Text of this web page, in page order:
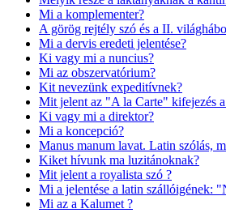
Mi a komplementer?
A görög rejtély szó és a II.
Mi a dervis eredeti jelentése?
Ki vagy mi a nuncius?
Mi az obszervatórium?
Kit nevezünk expeditívnek?
Mit jelent az "A la Carte" kifejezés
Ki vagy mi a direktor?
Mi a koncepció?
Manus manum lavat. Latin szólás,
Kiket hívunk ma luzitánoknak?
Mit jelent a royalista szó ?
Mi a jelentése a latin szállóigének:
Mi az a Kalumet ?